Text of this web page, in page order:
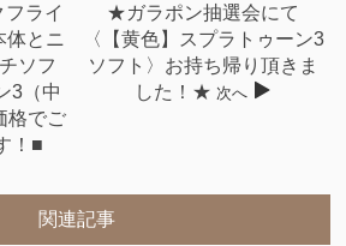
ライ
体とニ
ソフ
3（中
格でご
！■
★ガラポン抽選会にて
〈【黄色】スプラトゥーン3
ソフト〉お持ち帰り頂きま
した！★ 次へ
関連記事